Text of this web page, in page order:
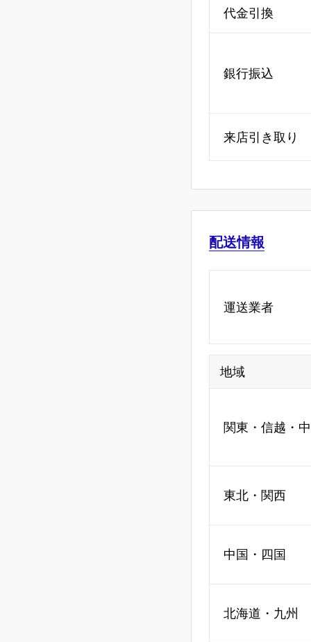
代金引換
銀行振込
来店引き取り
配送情報
運送業者
地域
関東・信越・
東北・関西
中国・四国
北海道・九州